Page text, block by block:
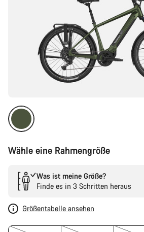
Wähle eine Rahmengröße
Was ist meine Größe?
Finde es in 3 Schritten heraus
Größentabelle ansehen